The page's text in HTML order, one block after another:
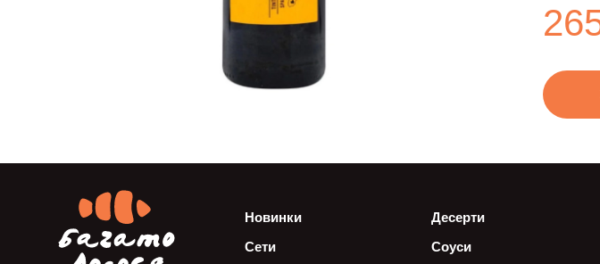
Новинки
Сети
Десерти
Соуси